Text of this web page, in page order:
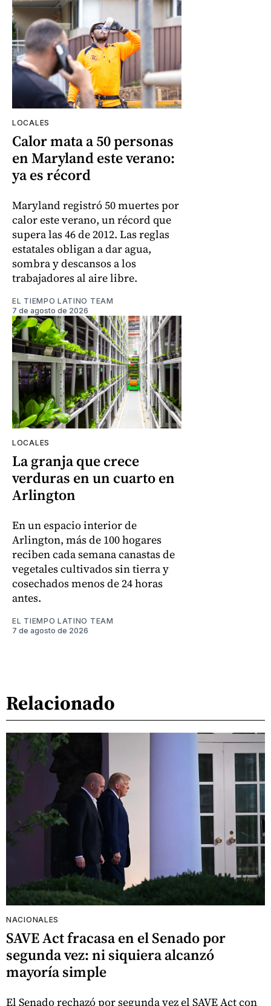
LOCALES
Calor mata a 50 personas
en Maryland este verano:
ya es récord
Maryland registró 50 muertes por
calor este verano, un récord que
supera las 46 de 2012. Las reglas
estatales obligan a dar agua,
sombra y descansos a los
trabajadores al aire libre.
EL TIEMPO LATINO TEAM
7 de agosto de 2026
LOCALES
La granja que crece
verduras en un cuarto en
Arlington
En un espacio interior de
Arlington, más de 100 hogares
reciben cada semana canastas de
vegetales cultivados sin tierra y
cosechados menos de 24 horas
antes.
EL TIEMPO LATINO TEAM
7 de agosto de 2026
Relacionado
NACIONALES
SAVE Act fracasa en el Senado por
segunda vez: ni siquiera alcanzó
mayoría simple
El Senado rechazó por segunda vez el SAVE Act con